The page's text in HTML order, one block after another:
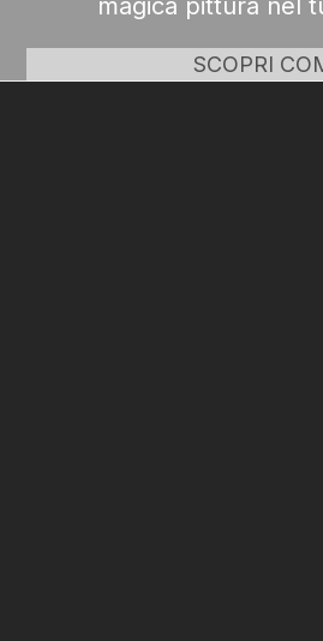
magica pittura nel
SCOPRI